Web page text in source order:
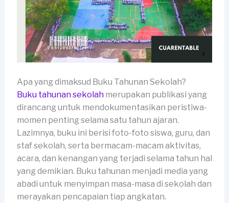
Apa yang dimaksud Buku Tahunan Sekolah?
Buku tahunan sekolahmerupakan publikasi yang
dirancang untuk mendokumentasikan peristiwa-
momen penting selama satu tahun ajaran.
Lazimnya, buku ini berisi foto-foto siswa, guru, dan
staf sekolah, serta bermacam-macam aktivitas,
acara, dan kenangan yang terjadi selama tahun hal
yang demikian. Buku tahunan menjadi media yang
abadi untuk menyimpan masa-masa di sekolah dan
merayakan pencapaian tiap angkatan.